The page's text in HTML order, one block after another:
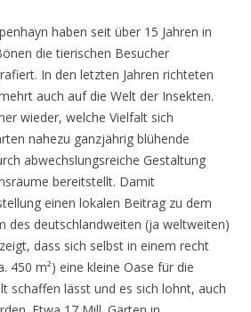
haben seit über 15 Jahren in
die tierischen Besucher
In den letzten Jahren richteten
auch auf die Welt der Insekten.
wieder, welche Vielfalt sich
nahezu ganzjährig blühende
abwechslungsreiche Gestaltung
bereitstellt. Damit
einen lokalen Beitrag zu dem
des deutschlandweiten (ja weltweiten)
dass sich selbst in einem recht
450 m²) eine kleine Oase für die
schaffen lässt und es sich lohnt, auch